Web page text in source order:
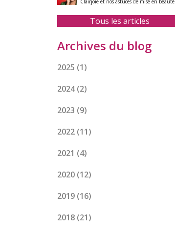
Clairjoie et nos astuces de mise en beauté
Tous les articles
Archives du blog
2025 (1)
2024(2)
2023 (9)
2022 (11)
2021 (4)
2020 (12)
2019 (16)
2018 (21)